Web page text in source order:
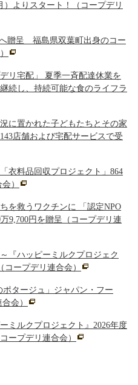
よりスタート！（コープデリ
へ贈呈 福島県双葉町出身のコー
リ宅配」 夏季一斉配達休業を
続し、持続可能な食のライフラ
に置かれた子どもたちとその家
店舗および宅配サービスで受
衣料品回収プロジェクト」864
）
を救うワクチンに 「認定NPO
9,700円を贈呈（コープデリ連
『ハッピーミルクプロジェク
コープデリ連合会）
ポタージュ」ジャパン・フー
会）
ミルクプロジェクト』2026年度
ープデリ連合会）